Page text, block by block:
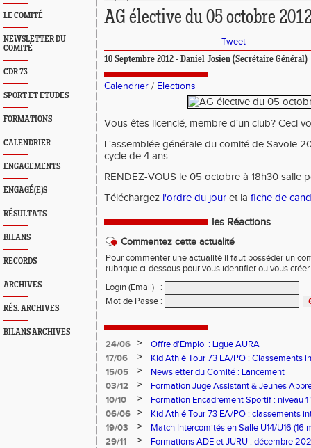
LE COMITÉ
NEWSLETTER DU
COMITÉ
CDR 73
SPORT ET ETUDES
FORMATIONS
CALENDRIER
ENGAGEMENTS
ENGAGÉ(E)S
RÉSULTATS
BILANS
RECORDS
ARCHIVES
RÉS. ARCHIVES
BILANS ARCHIVES
AG élective du 05 octobre
Tweet
10 Septembre 2012 - Daniel Josien (Secrétaire Général)
Calendrier / Elections
Vous êtes licencié, membre d'un club? Ceci
L'assemblée générale du comité de Savoie
cycle de 4 ans.
RENDEZ-VOUS le 05 octobre à 18h30 salle
Téléchargez l'ordre du jour et la fiche de
les Réactions
Commentez cette actualité
Pour commenter une actualité il faut posséder un
rubrique ci-dessous pour vous identifier ou vous
Login (Email)
:
Mot de Passe :
24/06 >
Offre d'Emploi : Ligue AURA
17/06
>
Kid Athlé Tour 73 EA/PO : Classements
15/05
>
Newsletter du Comité : Lancement
03/12
>
Formation Juge Assistant & Jeunes
Aix-les-Bains
10/10 >
Formation Encadrement Sportif : niveau
2025 à Pontcharra)
06/06 >
Kid Athlé Tour 73 EA/PO : classements
19/03
>
Match Intercomités en Salle U14/U16 (16
29/11
>
Formations ADE et JURU : décembre